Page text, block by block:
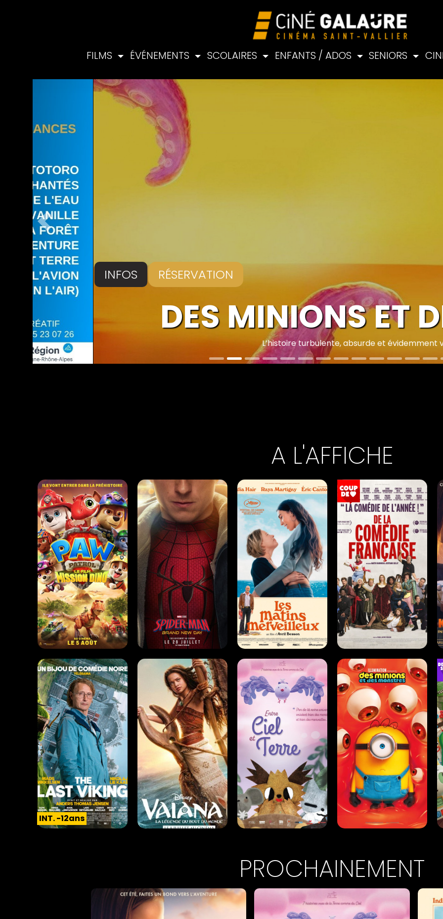
FILMS ÉVÉNEMENTS SCOLAIRES ENFANTS / ADOS SENIORS
INFOS RÉSERVATION
DES MINIONS ET DES
L’histoire turbulente, absurde et évidemment vraie des
Précédent
A L'AFFICHE
LA PAT' PATROUILLE : LE
FILM MISSION DINO
Animation |01h28
Horaires et Infos
SPIDER-MAN: BRAND NEW
DAY
Action | 02h25
Horaires et Infos
LES MATINS MERVEILLEUX
Romance | 01h27
Horaires et Infos
DE LA COMÉDIE-
Comédie |01h15
Horaires et Infos
INT. -12ans
Animation |01h30
PROCHAINEMENT